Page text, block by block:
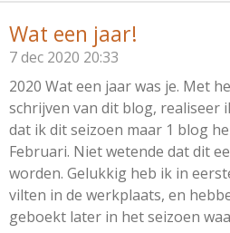
Wat een jaar!
7 dec 2020 20:33
2020 Wat een jaar was je. Met
schrijven van dit blog, realiseer
dat ik dit seizoen maar 1 blog
Februari. Niet wetende dat dit
worden. Gelukkig heb ik in
vilten in de werkplaats, en
geboekt later in het seizoen